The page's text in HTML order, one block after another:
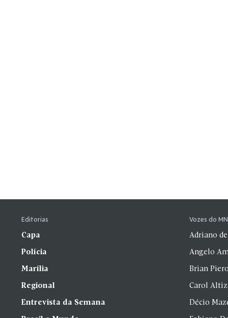
Editorias
Capa
Polícia
Marília
Regional
Entrevista da Semana
Vozes do MN
Adriano
Angelo
Brian
Carol
Décio